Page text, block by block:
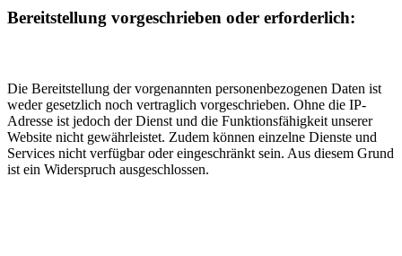
Bereitstellung vorgeschrieben oder erforderlich:
Die Bereitstellung der vorgenannten personenbezogenen Daten ist
weder gesetzlich noch vertraglich vorgeschrieben. Ohne die IP-
Adresse ist jedoch der Dienst und die Funktionsfähigkeit unserer
Website nicht gewährleistet. Zudem können einzelne Dienste und
Services nicht verfügbar oder eingeschränkt sein. Aus diesem Grund
ist ein Widerspruch ausgeschlossen.